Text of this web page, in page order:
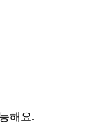
해요.